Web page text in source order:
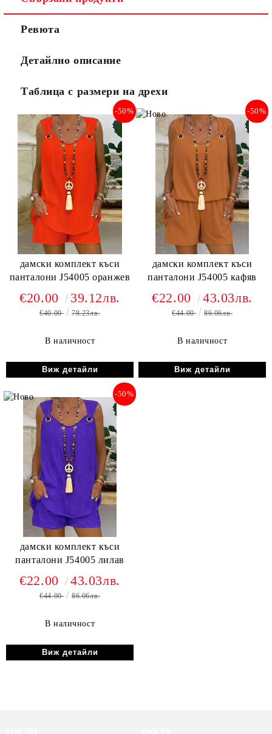
Ревюта
Детайлно описание
Таблица с размери на дрехи
дамски комплект къси
панталони J54005 оранжев
-50%
€20.00 39.12лв.
€40.00 78.23лв.
В наличност
Виж детайли
дамски комплект къси
панталони J54005 кафяв
-50%
€22.00 43.03лв.
€44.00 86.06лв.
В наличност
Виж детайли
дамски комплект къси
панталони J54005 лилав
-50%
€22.00 43.03лв.
€44.00 86.06лв.
В наличност
Виж детайли